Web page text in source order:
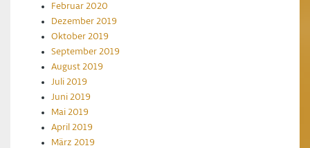
Februar 2020
Dezember 2019
Oktober 2019
September 2019
August 2019
Juli 2019
Juni 2019
Mai 2019
April 2019
März 2019